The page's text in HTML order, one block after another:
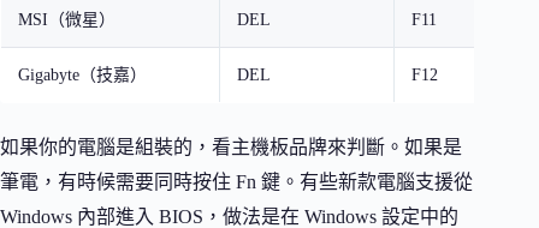
MSI（微星） DEL F11
Gigabyte（技嘉） DEL F12
如果你的電腦是組裝的，看主機板品牌來判斷。如果是
筆電，有時候需要同時按住 Fn 鍵。有些新款電腦支援從
Windows 內部進入 BIOS，做法是在 Windows 設定中的